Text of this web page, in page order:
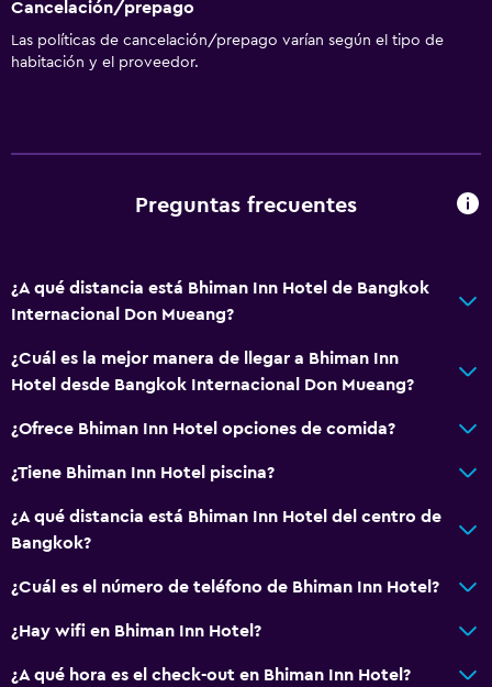
Cancelación/prepago
Las políticas de cancelación/prepago varían según el tipo de
habitación y el proveedor.
Preguntas frecuentes
¿A qué distancia está Bhiman Inn Hotel de Bangkok
Internacional Don Mueang?
¿Cuál es la mejor manera de llegar a Bhiman Inn
Hotel desde Bangkok Internacional Don Mueang?
¿Ofrece Bhiman Inn Hotel opciones de comida?
¿Tiene Bhiman Inn Hotel piscina?
¿A qué distancia está Bhiman Inn Hotel del centro de
Bangkok?
¿Cuál es el número de teléfono de Bhiman Inn Hotel?
¿Hay wifi en Bhiman Inn Hotel?
¿A qué hora es el check-out en Bhiman Inn Hotel?